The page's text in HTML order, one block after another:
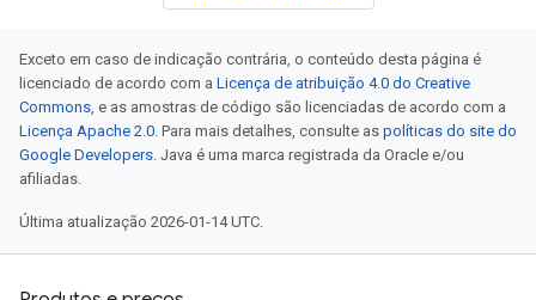
Exceto em caso de indicação contrária, o conteúdo desta página é
licenciado de acordo com a Licença de atribuição 4.0 do Creative
Commons, e as amostras de código são licenciadas de acordo com a
Licença Apache 2.0. Para mais detalhes, consulte as políticas do site do
Google Developers. Java é uma marca registrada da Oracle e/ou
afiliadas.
Última atualização 2026-01-14 UTC.